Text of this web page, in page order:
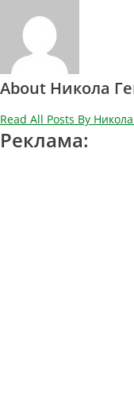
About Никола
Read All Posts By
Реклама: